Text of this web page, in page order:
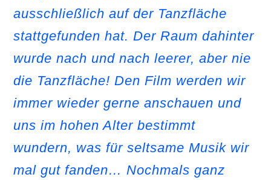
ausschließlich auf der Tanzfläche
stattgefunden hat. Der Raum dahinter
wurde nach und nach leerer, aber nie
die Tanzfläche! Den Film werden wir
immer wieder gerne anschauen und
uns im hohen Alter bestimmt
wundern, was für seltsame Musik wir
mal gut fanden… Nochmals ganz